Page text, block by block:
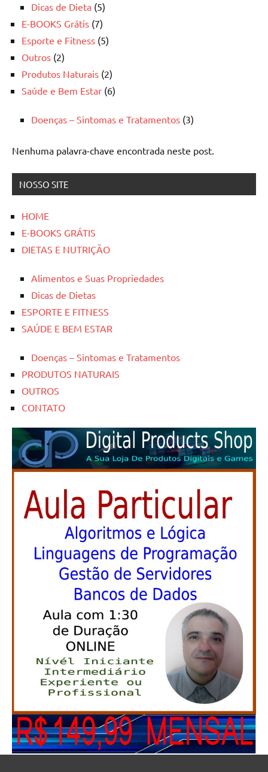
Dicas de Dieta (5)
E-BOOKS Grátis (7)
Esporte e Fitness (5)
Outros (2)
Produtos Naturais (2)
Saúde e Bem Estar (6)
Doenças – Sintomas e Tratamentos (3)
Nenhuma palavra-chave encontrada neste post.
NOSSO SITE
HOME
E-BOOKS GRÁTIS
DIETAS E NUTRIÇÃO
Alimentos e Suas Propriedades
Dicas de Dietas
ESPORTE E FITNESS
SAÚDE E BEM ESTAR
Doenças – Sintomas e Tratamentos
PRODUTOS NATURAIS
OUTROS
CONTATO